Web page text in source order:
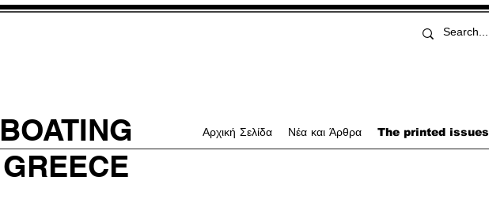
BOATING
GREECE
Αρχική Σελίδα Νέα και Άρθρα The printed issues